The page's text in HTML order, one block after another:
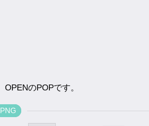
OPENのPOPです。
PNG